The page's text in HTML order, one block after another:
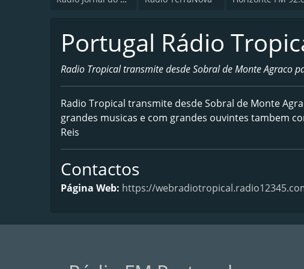
Portugal Rádio
Radio Tropical transmite desde Sobral de Monte Agraco
Radio Tropical transmite desde Sobral de Monte
grandes musicas e com grandes ouvintes tambem
Reis
Contactos
Página Web: https://